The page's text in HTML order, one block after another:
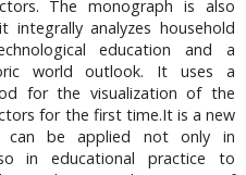
The monograph is also
integrally analyzes household
education and a
world outlook. It uses a
for the visualization of the
for the first time.It is a new
can be applied not only in
in educational practice to